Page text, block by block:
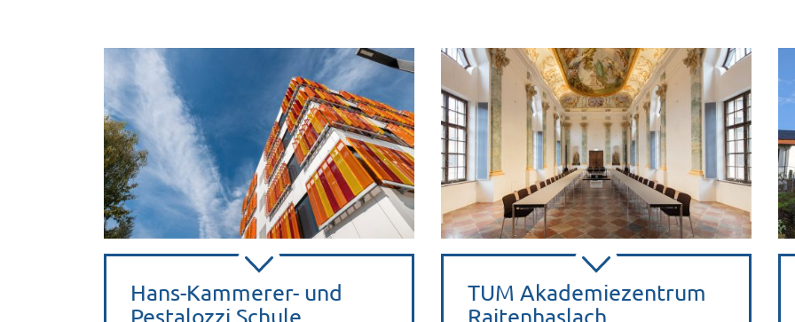
Hans-Kammerer- und
TUM Akademiezentrum